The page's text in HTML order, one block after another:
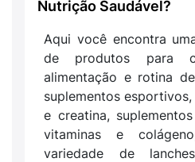
Nutrição Saudável?
Aqui você encontra
de produtos para
alimentação e rotina
suplementos
e creatina,
vitaminas e
variedade de